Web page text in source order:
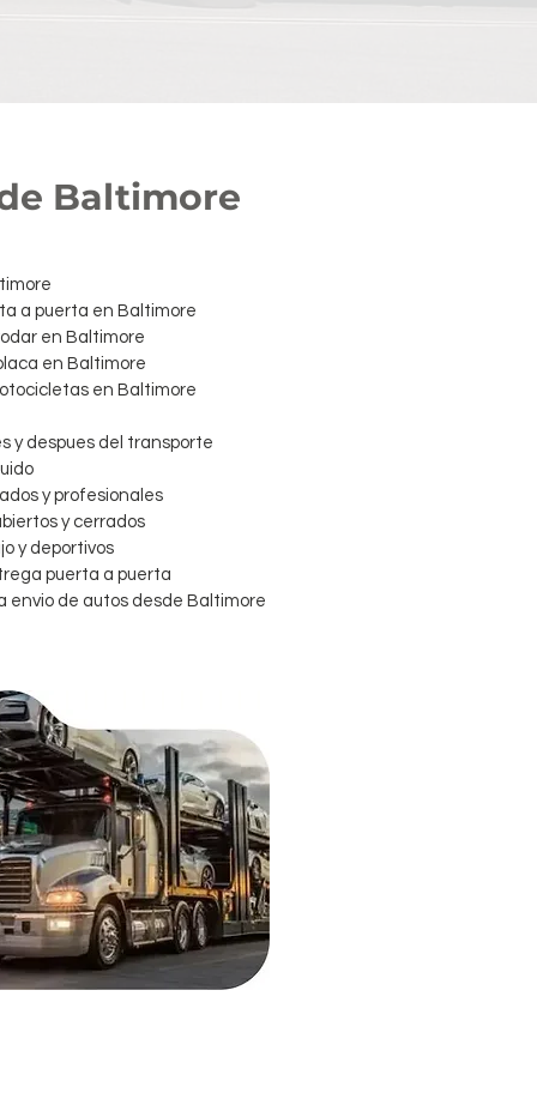
Baltimore
a puerta en Baltimore
en Baltimore
en Baltimore
en Baltimore
y despues del transporte
y profesionales
y cerrados
y deportivos
puerta a puerta
envio de autos desde Baltimore